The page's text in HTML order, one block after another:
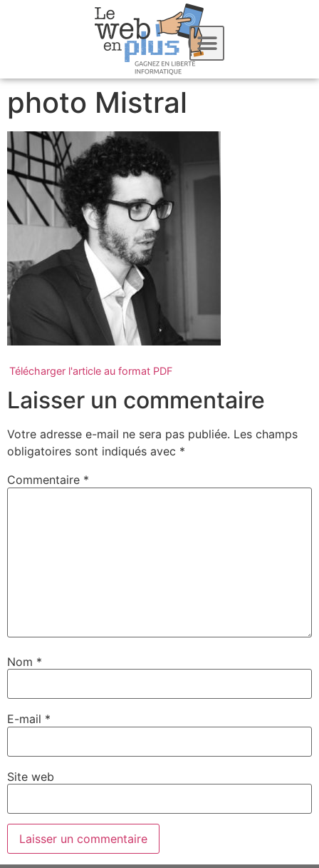
photo Mistral
Télécharger l'article au format PDF
Laisser un commentaire
Votre adresse e-mail ne sera pas publiée. Les champs
obligatoires sont indiqués avec *
Commentaire *
Nom *
E-mail *
Site web